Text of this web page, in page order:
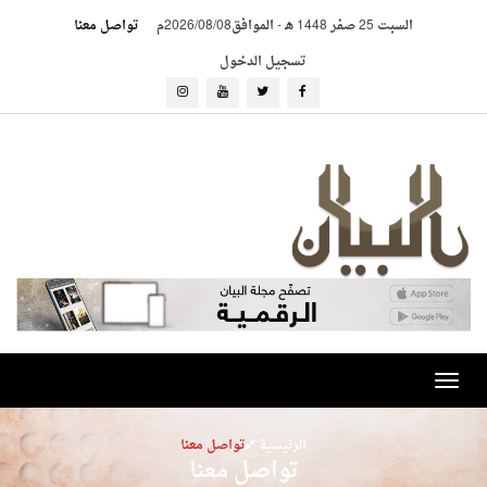
السبت 25 صفر 1448 هـ -الموافق2026/08/08م
تواصل معنا
تسجيل الدخول
Toggle
navigation
الرئيسية تواصل معنا
تواصل معنا